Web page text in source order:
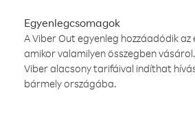
Egyenlegcsomagok
A Viber Out egyenleg hozzáadódik az
amikor valamilyen összegben
Viber alacsony tarifáival indíthat
bármely országába.